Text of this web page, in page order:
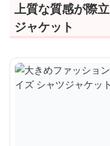
上質な質感が際
ジャケット